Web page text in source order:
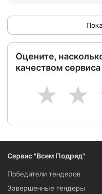
Оцените,
качеством
2
1
Сервис "Всем Подряд"
Победители тендеров
Завершенные тендеры